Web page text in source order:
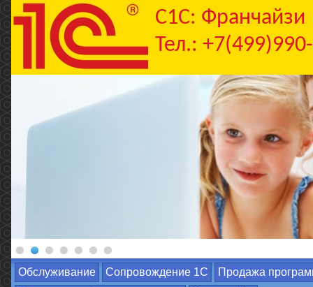
C1С: Франчайзи
Тел.:
Обслуживание Сопровождение 1С
Продажа